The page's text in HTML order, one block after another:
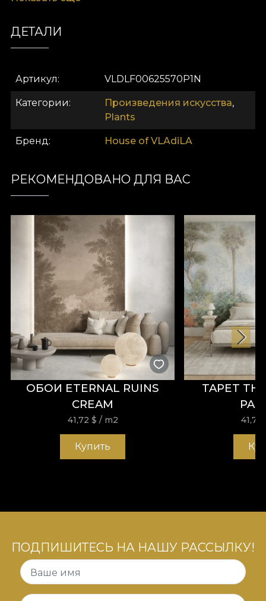
в тихое святилище.
ДЕТАЛИ
Артикул VLDLF00625570P1N
Категории Произведения искусства,
Plants
Бренд House of VLAdiLA
РЕКОМЕНДОВАНО ДЛЯ ВАС
ОБОИ ETERNAL RUINS
CREAM
41,72 $ / m2
Купить
TAPET
41,72
ПОДПИШИТЕСЬ НА НАШУ РАССЫЛКУ!
Ваше имя